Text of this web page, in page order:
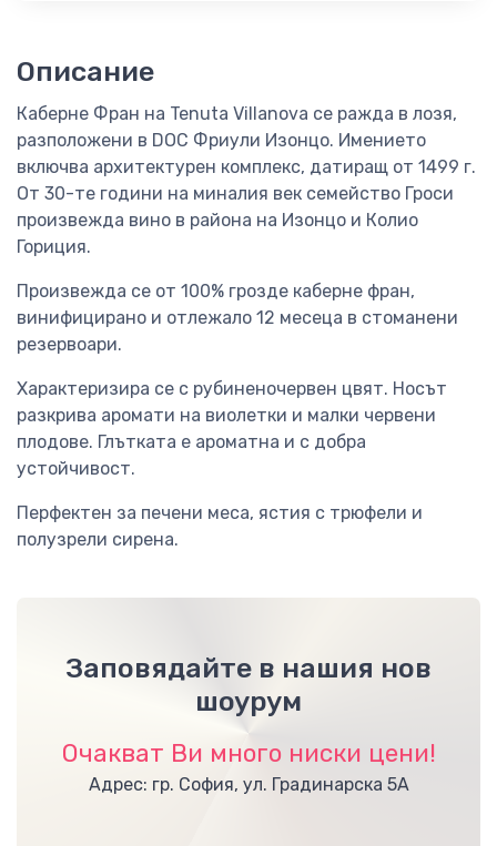
Описание
Каберне Фран на Tenuta Villanova се ражда в лозя,
разположени в DOC Фриули Изонцо. Имението
включва архитектурен комплекс, датиращ от 1499 г.
От 30-те години на миналия век семейство Гроси
произвежда вино в района на Изонцо и Колио
Гориция.
Произвежда се от 100% грозде каберне фран,
винифицирано и отлежало 12 месеца в стоманени
резервоари.
Характеризира се с рубиненочервен цвят. Носът
разкрива аромати на виолетки и малки червени
плодове. Глътката е ароматна и с добра
устойчивост.
Перфектен за печени меса, ястия с трюфели и
полузрели сирена.
Заповядайте в нашия нов
шоурум
Очакват Ви много ниски цени!
Адрес: гр. София, ул. Градинарска 5А